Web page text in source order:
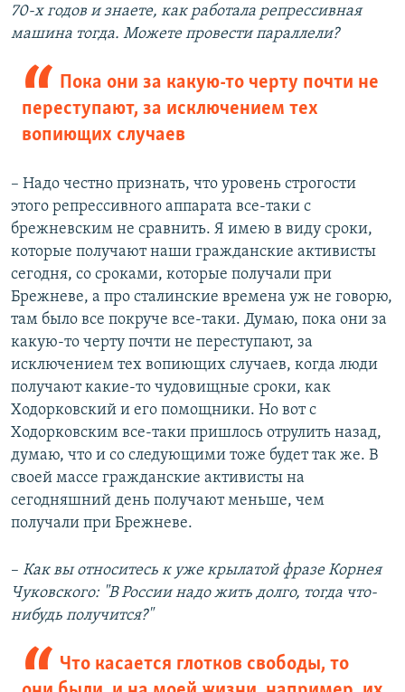
70-х годов и знаете, как работала репрессивная
машина тогда. Можете провести параллели?
Пока они за какую-то черту почти не
переступают, за исключением тех
вопиющих случаев
– Надо честно признать, что уровень строгости
этого репрессивного аппарата все-таки с
брежневским не сравнить. Я имею в виду сроки,
которые получают наши гражданские активисты
сегодня, со сроками, которые получали при
Брежневе, а про сталинские времена уж не говорю,
там было все покруче все-таки. Думаю, пока они за
какую-то черту почти не переступают, за
исключением тех вопиющих случаев, когда люди
получают какие-то чудовищные сроки, как
Ходорковский и его помощники. Но вот с
Ходорковским все-таки пришлось отрулить назад,
думаю, что и со следующими тоже будет так же. В
своей массе гражданские активисты на
сегодняшний день получают меньше, чем
получали при Брежневе.
–​ Как вы относитесь к уже крылатой фразе Корнея
Чуковского: "В России надо жить долго, тогда что-
нибудь получится?"
Что касается глотков свободы, то